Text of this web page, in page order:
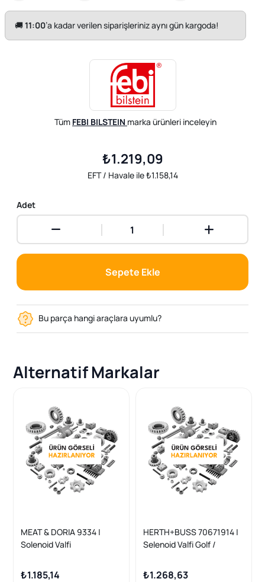
🚚11:00’a kadar verilen siparişleriniz aynı gün kargoda!
Tüm FEBI BILSTEIN marka ürünleri inceleyin
₺1.219,09
EFT / Havale ile ₺1.158,14
Adet
Sepete Ekle
Bu parça hangi araçlara uyumlu?
Alternatif Markalar
MEAT & DORIA 9334 |
Solenoid Valfi
₺1.185,14
HERTH+BUSS 70671914 |
Selenoid Valfi Golf /
Leon 97 >
₺1.268,63